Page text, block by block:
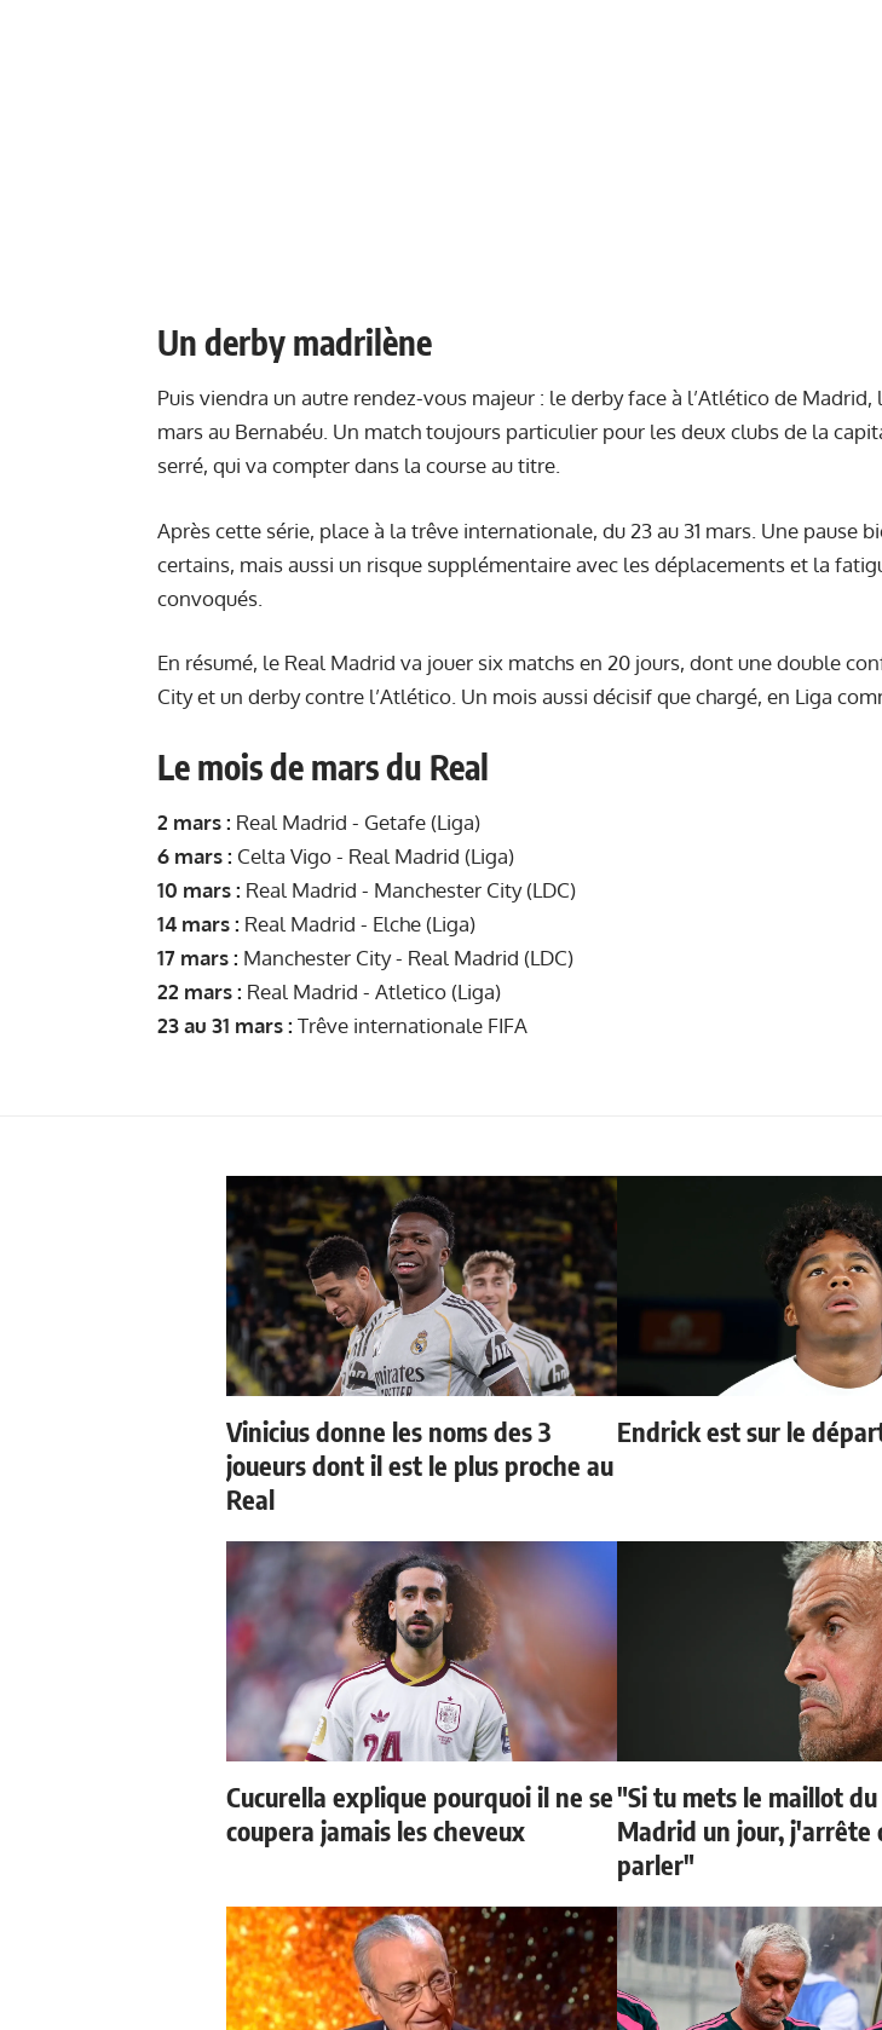
Un derby madrilène
Puis viendra un autre rendez-vous majeur : le derby face à l’Atlético de Madrid,
mars au Bernabéu. Un match toujours particulier pour les deux clubs de la
serré, qui va compter dans la course au titre.
Après cette série, place à la trêve internationale, du 23 au 31 mars. Une pause
certains, mais aussi un risque supplémentaire avec les déplacements et la
convoqués.
En résumé, le Real Madrid va jouer six matchs en 20 jours, dont une double
City et un derby contre l’Atlético. Un mois aussi décisif que chargé, en Liga
Le mois de mars du Real
2 mars : Real Madrid - Getafe (Liga)
6 mars : Celta Vigo - Real Madrid (Liga)
10 mars : Real Madrid - Manchester City (LDC)
14 mars : Real Madrid - Elche (Liga)
17 mars : Manchester City - Real Madrid (LDC)
22 mars : Real Madrid - Atletico (Liga)
23 au 31 mars : Trêve internationale FIFA
Vinicius donne les noms des 3
joueurs dont il est le plus proche au
Real
Endrick est sur le
Cucurella explique pourquoi il ne se
coupera jamais les cheveux
"Si tu mets le maillot du
Madrid un jour, j'arrête
parler"